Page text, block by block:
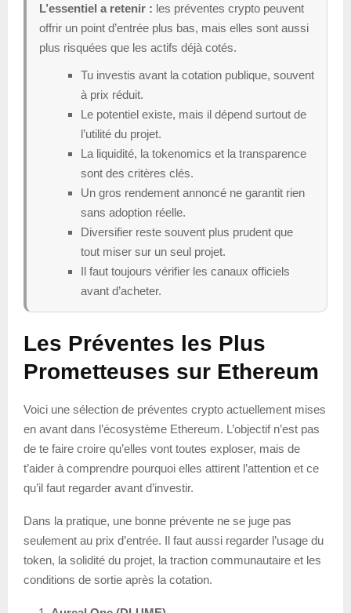
L’essentiel a retenir : les préventes crypto peuvent
offrir un point d’entrée plus bas, mais elles sont aussi
plus risquées que les actifs déjà cotés.
Tu investis avant la cotation publique, souvent
à prix réduit.
Le potentiel existe, mais il dépend surtout de
l’utilité du projet.
La liquidité, la tokenomics et la transparence
sont des critères clés.
Un gros rendement annoncé ne garantit rien
sans adoption réelle.
Diversifier reste souvent plus prudent que
tout miser sur un seul projet.
Il faut toujours vérifier les canaux officiels
avant d’acheter.
Les Préventes les Plus
Prometteuses sur Ethereum
Voici une sélection de préventes crypto actuellement mises
en avant dans l’écosystème Ethereum. L’objectif n’est pas
de te faire croire qu’elles vont toutes exploser, mais de
t’aider à comprendre pourquoi elles attirent l’attention et ce
qu’il faut regarder avant d’investir.
Dans la pratique, une bonne prévente ne se juge pas
seulement au prix d’entrée. Il faut aussi regarder l’usage du
token, la solidité du projet, la traction communautaire et les
conditions de sortie après la cotation.